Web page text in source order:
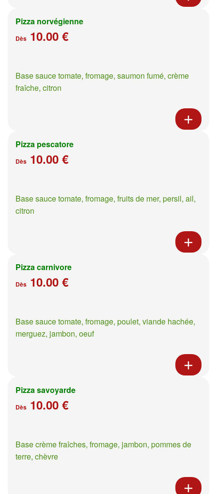
Pizza norvégienne
Dès 10.00 €
Base sauce tomate, fromage, saumon fumé, crème
fraîche, citron
Pizza pescatore
Dès 10.00 €
Base sauce tomate, fromage, fruits de mer, persil, ail,
citron
Pizza carnivore
Dès 10.00 €
Base sauce tomate, fromage, poulet, viande hachée,
merguez, jambon, oeuf
Pizza savoyarde
Dès 10.00 €
Base crème fraîches, fromage, jambon, pommes de
terre, chèvre